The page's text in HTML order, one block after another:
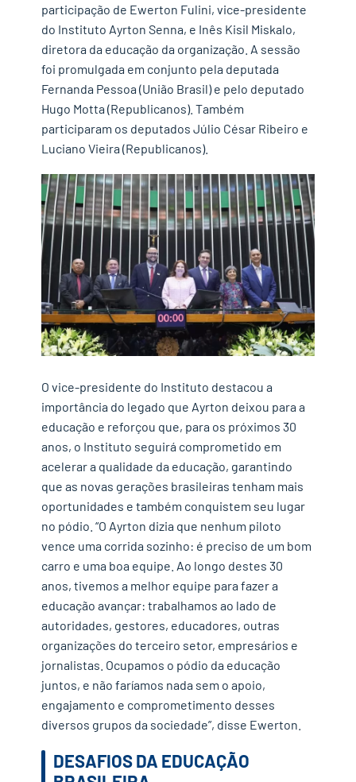
participação de Ewerton Fulini, vice-presidente
do Instituto Ayrton Senna, e Inês Kisil Miskalo,
diretora da educação da organização. A sessão
foi promulgada em conjunto pela deputada
Fernanda Pessoa (União Brasil) e pelo deputado
Hugo Motta (Republicanos). Também
participaram os deputados Júlio César Ribeiro e
Luciano Vieira (Republicanos).
O vice-presidente do Instituto destacou a
importância do legado que Ayrton deixou para a
educação e reforçou que, para os próximos 30
anos, o Instituto seguirá comprometido em
acelerar a qualidade da educação, garantindo
que as novas gerações brasileiras tenham mais
oportunidades e também conquistem seu lugar
no pódio. “O Ayrton dizia que nenhum piloto
vence uma corrida sozinho: é preciso de um bom
carro e uma boa equipe. Ao longo destes 30
anos, tivemos a melhor equipe para fazer a
educação avançar: trabalhamos ao lado de
autoridades, gestores, educadores, outras
organizações do terceiro setor, empresários e
jornalistas. Ocupamos o pódio da educação
juntos, e não faríamos nada sem o apoio,
engajamento e comprometimento desses
diversos grupos da sociedade”, disse Ewerton.
DESAFIOS DA EDUCAÇÃO